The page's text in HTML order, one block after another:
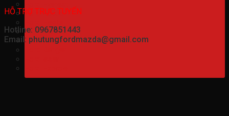
Ford Focus
Ford Modeo
Ford Transit
HỖ TRỢ TRỰC TUYẾN
Hotline: 0967851443
Email: phutungfordmazda@gmail.com